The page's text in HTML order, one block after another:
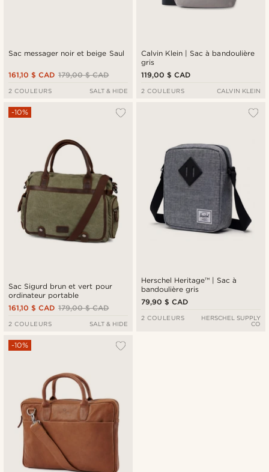
Sac messager noir et beige Saul
179,00 $ CAD
161,10 $ CAD
2 COULEURS SALT & HIDE
Calvin Klein | Sac à bandoulière
gris
119,00 $ CAD
2 COULEURS CALVIN KLEIN
Sac Sigurd brun et vert pour
ordinateur portable
-10%
179,00 $ CAD
161,10 $ CAD
2 COULEURS SALT & HIDE
Herschel Heritage™ | Sac à
bandoulière gris
79,90 $ CAD
2 COULEURS
HERSCHEL SUPPLY
CO
-10%